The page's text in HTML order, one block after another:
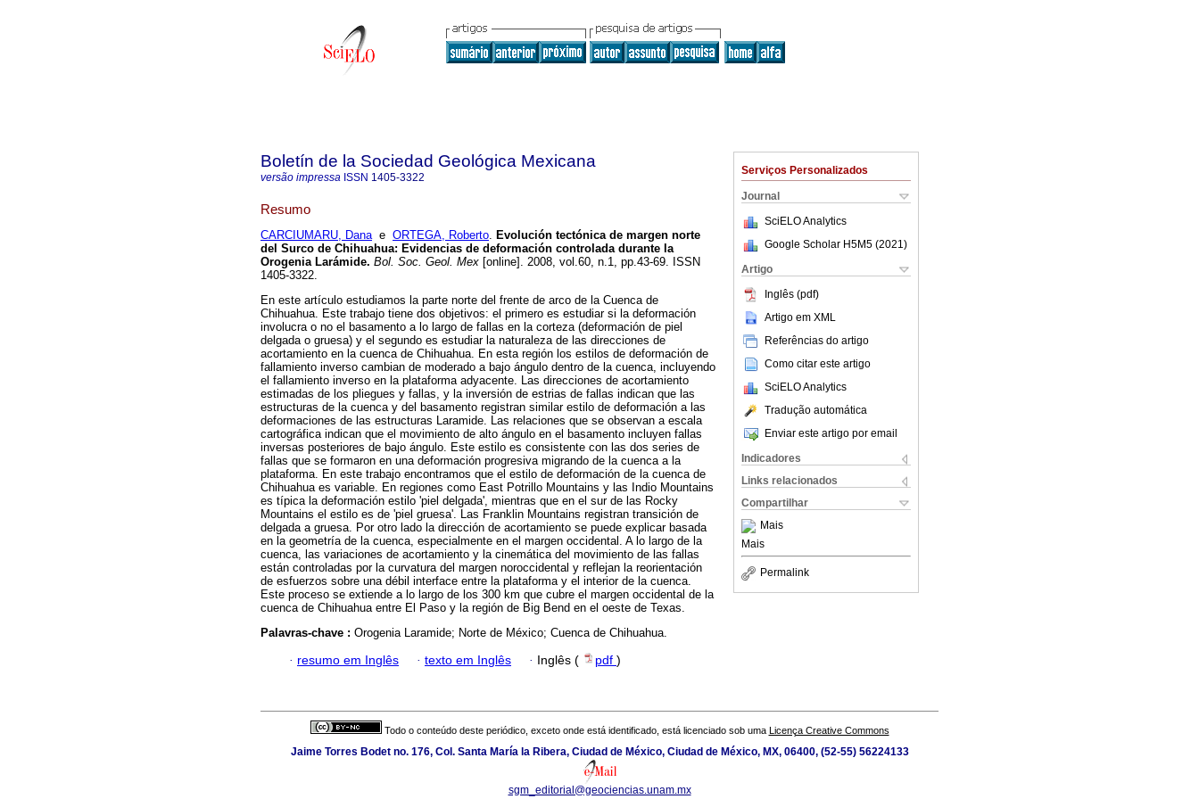
Serviços Personalizados
Journal
SciELO Analytics
Google Scholar H5M5 (2021 )
Artigo
Inglês (pdf)
Artigo em XML
Referências do artigo
Como citar este artigo
SciELO Analytics
Tradução automática
Enviar este artigo por email
Indicadores
Links relacionados
Compartilhar
Mais
Mais
Permalink
Boletín de la Sociedad Geológica Mexicana
versão impressa ISSN 1405-3322
Resumo
CARCIUMARU, Danae ORTEGA, Roberto. Evolución tectónica de margen norte
del Surco de Chihuahua: Evidencias de deformación controlada durante la
Orogenia Larámide. Bol. Soc. Geol. Mex [online]. 2008, vol.60, n.1, pp.43-69. ISSN
1405-3322.
En este artículo estudiamos la parte norte del frente de arco de la Cuenca de
Chihuahua. Este trabajo tiene dos objetivos: el primero es estudiar si la deformación
involucra o no el basamento a lo largo de fallas en la corteza (deformación de piel
delgada o gruesa) y el segundo es estudiar la naturaleza de las direcciones de
acortamiento en la cuenca de Chihuahua. En esta región los estilos de deformación de
fallamiento inverso cambian de moderado a bajo ángulo dentro de la cuenca, incluyendo
el fallamiento inverso en la plataforma adyacente. Las direcciones de acortamiento
estimadas de los pliegues y fallas, y la inversión de estrias de fallas indican que las
estructuras de la cuenca y del basamento registran similar estilo de deformación a las
deformaciones de las estructuras Laramide. Las relaciones que se observan a escala
cartográfica indican que el movimiento de alto ángulo en el basamento incluyen fallas
inversas posteriores de bajo ángulo. Este estilo es consistente con las dos series de
fallas que se formaron en una deformación progresiva migrando de la cuenca a la
plataforma. En este trabajo encontramos que el estilo de deformación de la cuenca de
Chihuahua es variable. En regiones como East Potrillo Mountains y las Indio Mountains
es típica la deformación estilo 'piel delgada', mientras que en el sur de las Rocky
Mountains el estilo es de 'piel gruesa'. Las Franklin Mountains registran transición de
delgada a gruesa. Por otro lado la dirección de acortamiento se puede explicar basada
en la geometría de la cuenca, especialmente en el margen occidental. A lo largo de la
cuenca, las variaciones de acortamiento y la cinemática del movimiento de las fallas
están controladas por la curvatura del margen noroccidental y reflejan la reorientación
de esfuerzos sobre una débil interface entre la plataforma y el interior de la cuenca.
Este proceso se extiende a lo largo de los 300 km que cubre el margen occidental de la
cuenca de Chihuahua entre El Paso y la región de Big Bend en el oeste de Texas.
Palavras-chave : Orogenia Laramide; Norte de México; Cuenca de Chihuahua.
· resumo em Inglês · texto em Inglês · Inglês ( pdf )
Todo o conteúdo deste periódico, exceto onde está identificado, está licenciado sob uma Licença Creative Commons
Jaime Torres Bodet no. 176, Col. Santa María la Ribera, Ciudad de México, Ciudad de México, MX, 06400, (52-55) 56224133
sgm_editorial@geociencias.unam.mx